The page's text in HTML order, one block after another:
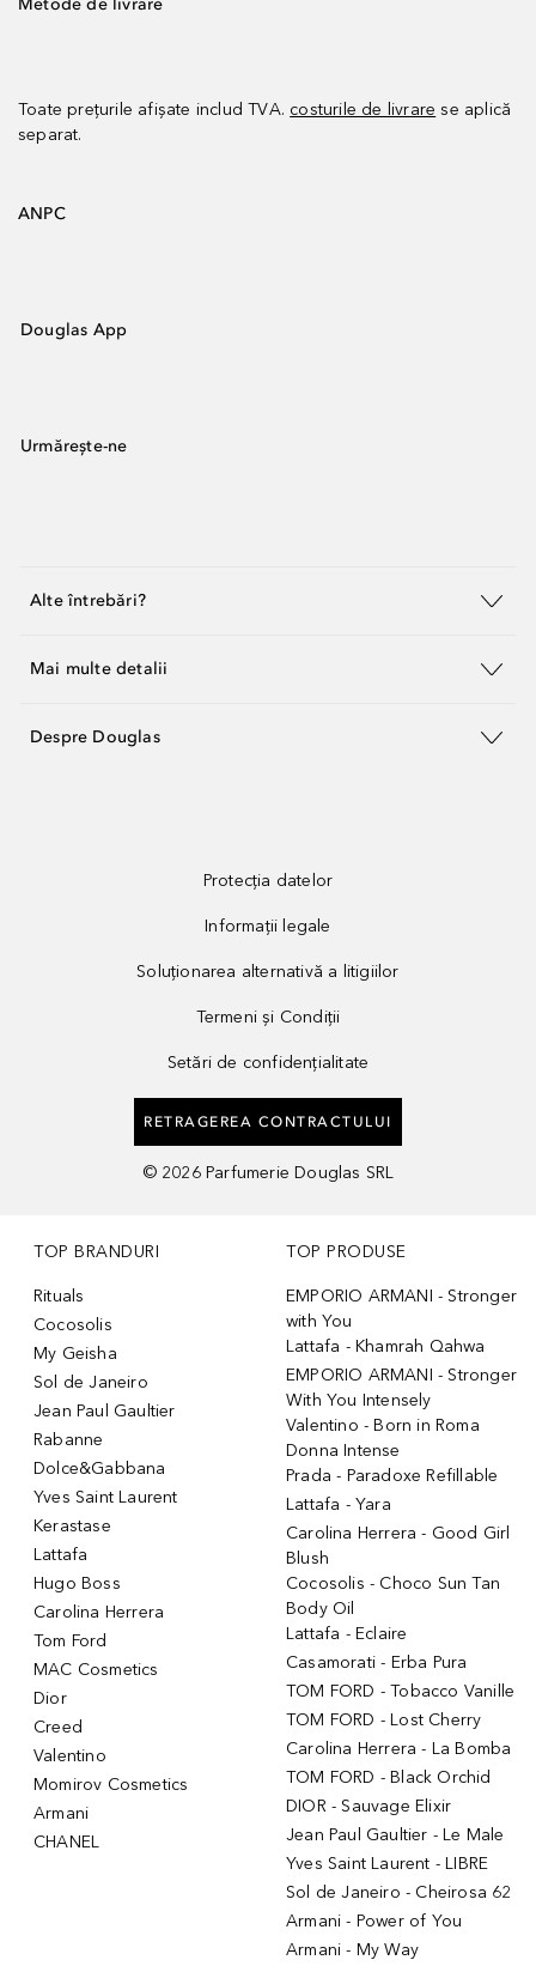
Metode de livrare
Toate prețurile afișate includ TVA. costurile de livrare se aplică
separat.
ANPC
Douglas App
Urmărește-ne
Alte întrebări?
Mai multe detalii
Despre Douglas
Protecția datelor
Informații legale
Soluționarea alternativă a litigiilor
Termeni și Condiții
Setări de confidențialitate
RETRAGEREA CONTRACTULUI
© 2026 Parfumerie Douglas SRL
TOP BRANDURI
Rituals
Cocosolis
My Geisha
Sol de Janeiro
Jean Paul Gaultier
Rabanne
Dolce&Gabbana
Yves Saint Laurent
Kerastase
Lattafa
Hugo Boss
Carolina Herrera
Tom Ford
MAC Cosmetics
Dior
Creed
Valentino
Momirov Cosmetics
Armani
CHANEL
TOP PRODUSE
EMPORIO ARMANI - Stronger
with You
Lattafa - Khamrah Qahwa
EMPORIO ARMANI - Stronger
With You Intensely
Valentino - Born in Roma
Donna Intense
Prada - Paradoxe Refillable
Lattafa - Yara
Carolina Herrera - Good Girl
Blush
Cocosolis - Choco Sun Tan
Body Oil
Lattafa - Eclaire
Casamorati - Erba Pura
TOM FORD - Tobacco Vanille
TOM FORD - Lost Cherry
Carolina Herrera - La Bomba
TOM FORD - Black Orchid
DIOR - Sauvage Elixir
Jean Paul Gaultier - Le Male
Yves Saint Laurent - LIBRE
Sol de Janeiro - Cheirosa 62
Armani - Power of You
Armani - My Way